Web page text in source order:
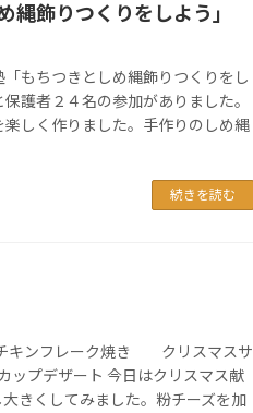
縄飾りつくりをしよう」
もちつきとしめ縄飾りつくりをし
護者２４名の参加がありました。
しく作りました。手作りのしめ縄
続きを読む
キンフレーク焼き クリスマスサ
ップデザート 今日はクリスマス献
きくしてみました。粉チーズを加